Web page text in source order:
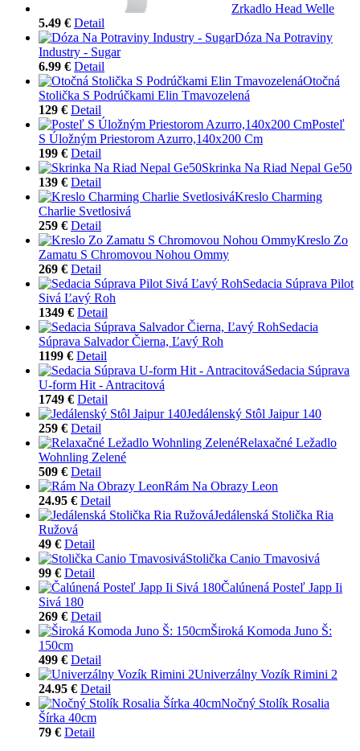
Zrkadlo Head Welle
5.49 € Detail
Dóza Na Potraviny
Industry - Sugar
6.99 € Detail
Otočná
Stolička S Podrúčkami Elin Tmavozelená
129 € Detail
Posteľ
S Úložným Priestorom Azurro,140x200 Cm
199 € Detail
Skrinka Na Riad Nepal Ge50
139 € Detail
Kreslo Charming
Charlie Svetlosivá
259 € Detail
Kreslo Zo
Zamatu S Chromovou Nohou Ommy
269 € Detail
Sedacia Súprava Pilot
Sivá Ľavý Roh
1349 € Detail
Sedacia
Súprava Salvador Čierna, Ľavý Roh
1199 € Detail
Sedacia Súprava
U-form Hit - Antracitová
1749 € Detail
Jedálenský Stôl Jaipur 140
259 € Detail
Relaxačné Ležadlo
Wohnling Zelené
509 € Detail
Rám Na Obrazy Leon
24.95 € Detail
Jedálenská Stolička Ria
Ružová
49 € Detail
Stolička Canio Tmavosivá
99 € Detail
Čalúnená Posteľ Japp Ii
Sivá 180
269 € Detail
Široká Komoda Juno Š:
150cm
499 € Detail
Univerzálny Vozík Rimini 2
24.95 € Detail
Nočný Stolík Rosalia
Šírka 40cm
79 € Detail